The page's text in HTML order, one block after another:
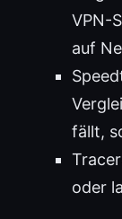
VPN-
auf
fällt,
oder